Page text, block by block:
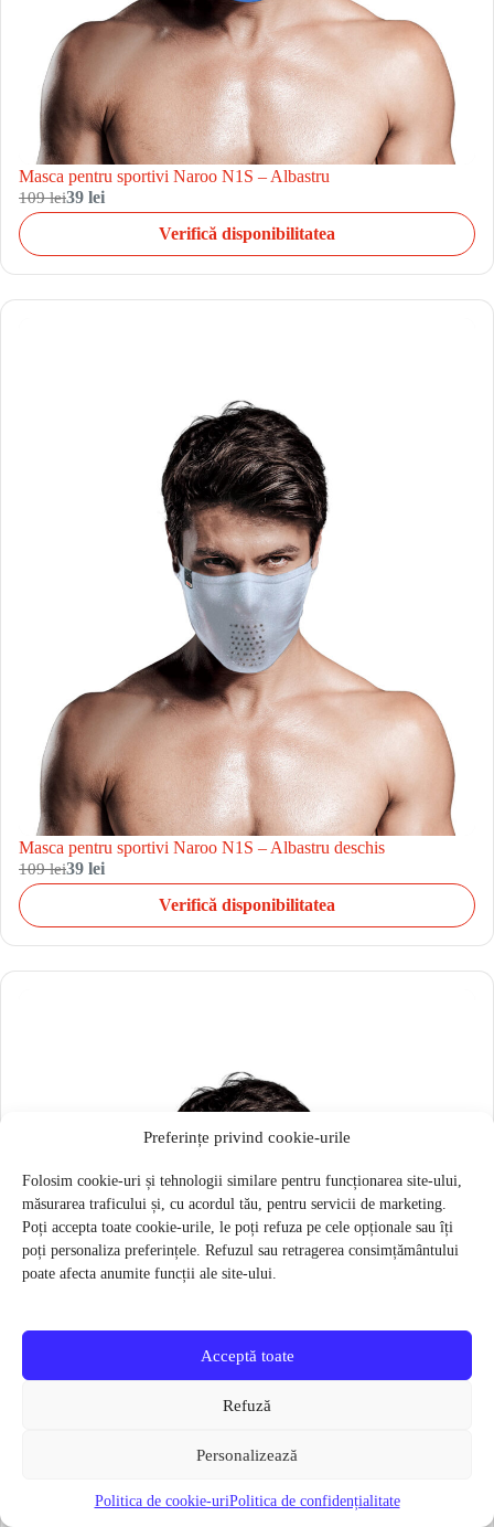
Preferințe privind cookie-urile
Folosim cookie-uri și tehnologii similare pentru funcționarea site-ului,
măsurarea traficului și, cu acordul tău, pentru servicii de marketing.
Poți accepta toate cookie-urile, le poți refuza pe cele opționale sau îți
poți personaliza preferințele. Refuzul sau retragerea consimțământului
poate afecta anumite funcții ale site-ului.
Acceptă toate
Refuză
Personalizează
Politica de cookie-uriPolitica de confidențialitate
Masca pentru sportivi Naroo N1S – Albastru
109 lei39 lei
Verifică disponibilitatea
Masca pentru sportivi Naroo N1S – Albastru deschis
109 lei39 lei
Verifică disponibilitatea